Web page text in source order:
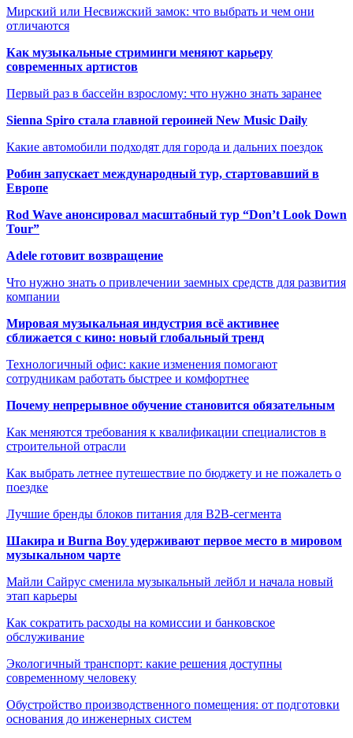
Мирский или Несвижский замок: что выбрать и чем они
отличаются
Как музыкальные стриминги меняют карьеру
современных артистов
Первый раз в бассейн взрослому: что нужно знать заранее
Sienna Spiro стала главной героиней New Music Daily
Какие автомобили подходят для города и дальних поездок
Робин запускает международный тур, стартовавший в
Европе
Rod Wave анонсировал масштабный тур “Don’t Look Down
Tour”
Adele готовит возвращение
Что нужно знать о привлечении заемных средств для развития
компании
Мировая музыкальная индустрия всё активнее
сближается с кино: новый глобальный тренд
Технологичный офис: какие изменения помогают
сотрудникам работать быстрее и комфортнее
Почему непрерывное обучение становится обязательным
Как меняются требования к квалификации специалистов в
строительной отрасли
Как выбрать летнее путешествие по бюджету и не пожалеть о
поездке
Лучшие бренды блоков питания для B2B-сегмента
Шакира и Burna Boy удерживают первое место в мировом
музыкальном чарте
Майли Сайрус сменила музыкальный лейбл и начала новый
этап карьеры
Как сократить расходы на комиссии и банковское
обслуживание
Экологичный транспорт: какие решения доступны
современному человеку
Обустройство производственного помещения: от подготовки
основания до инженерных систем